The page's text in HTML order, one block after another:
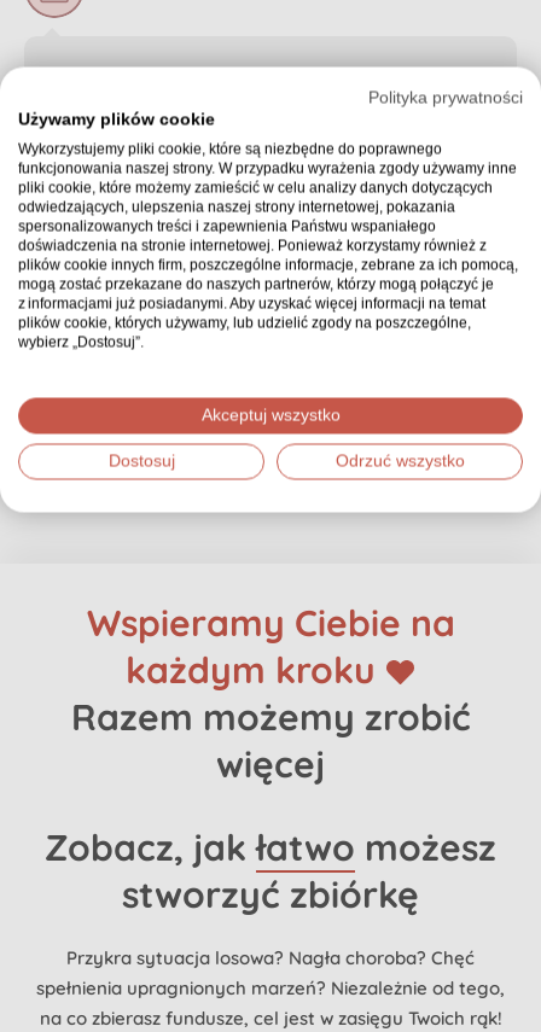
Wszystkiego najlepszego Olcia, dużo zdrowia ❤️
Zobacz więcej
Zgłoś nadużycie
, jeśli uważasz, że zbiórka zawiera
Wspieramy Ciebie na
każdym kroku
Razem możemy zrobić
więcej
Zobacz, jakłatwo możesz
stworzyć zbiórkę
Przykra sytuacja losowa? Nagła choroba? Chęć
spełnienia upragnionych marzeń? Niezależnie od tego,
na co zbierasz fundusze, cel jest w zasięgu Twoich rąk!
Polityka prywatności
Używamy plików cookie
Wykorzystujemy pliki cookie, które są niezbędne do poprawnego
funkcjonowania naszej strony. W przypadku wyrażenia zgody używamy inne
pliki cookie, które możemy zamieścić w celu analizy danych dotyczących
odwiedzających, ulepszenia naszej strony internetowej, pokazania
spersonalizowanych treści i zapewnienia Państwu wspaniałego
doświadczenia na stronie internetowej. Ponieważ korzystamy również z
plików cookie innych firm, poszczególne informacje, zebrane za ich pomocą,
mogą zostać przekazane do naszych partnerów, którzy mogą połączyć je
z informacjami już posiadanymi. Aby uzyskać więcej informacji na temat
plików cookie, których używamy, lub udzielić zgody na poszczególne,
wybierz „Dostosuj”.
Akceptuj wszystko
Dostosuj Odrzuć wszystko